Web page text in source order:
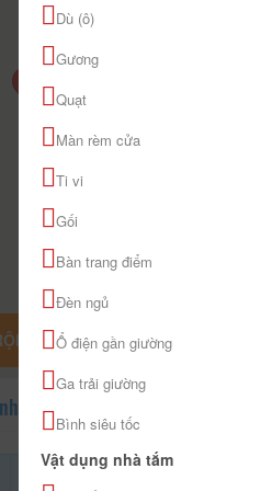
BẢN ĐỒ
GIÁ THAM
Dù (ô)
Gương
Quạt
Màn rèm cửa
Ti vi
Gối
Bàn trang điểm
Đèn ngủ
Ổ điện gần giường
Ga trải giường
Bình siêu tốc
Vật dụng nhà tắm